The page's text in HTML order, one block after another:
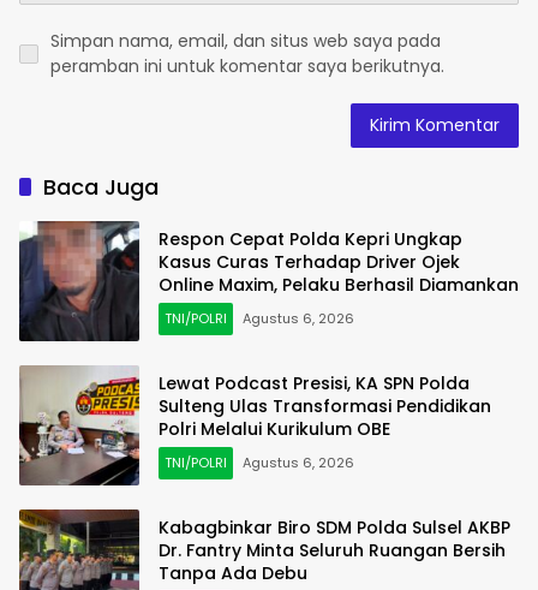
Simpan nama, email, dan situs web saya pada
peramban ini untuk komentar saya berikutnya.
Baca Juga
Respon Cepat Polda Kepri Ungkap
Kasus Curas Terhadap Driver Ojek
Online Maxim, Pelaku Berhasil Diamankan
TNI/POLRI Agustus 6, 2026
Lewat Podcast Presisi, KA SPN Polda
Sulteng Ulas Transformasi Pendidikan
Polri Melalui Kurikulum OBE
TNI/POLRI Agustus 6, 2026
Kabagbinkar Biro SDM Polda Sulsel AKBP
Dr. Fantry Minta Seluruh Ruangan Bersih
Tanpa Ada Debu